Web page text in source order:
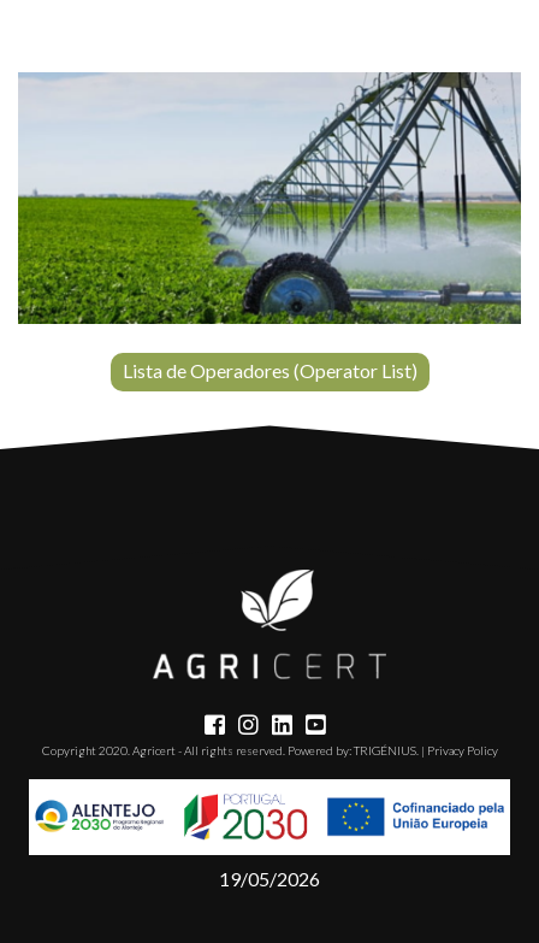
Lista de Operadores (Operator List)
Copyright 2020. Agricert - All rights reserved. Powered by:TRIGÉNIUS. | Privacy Policy
19/05/2026